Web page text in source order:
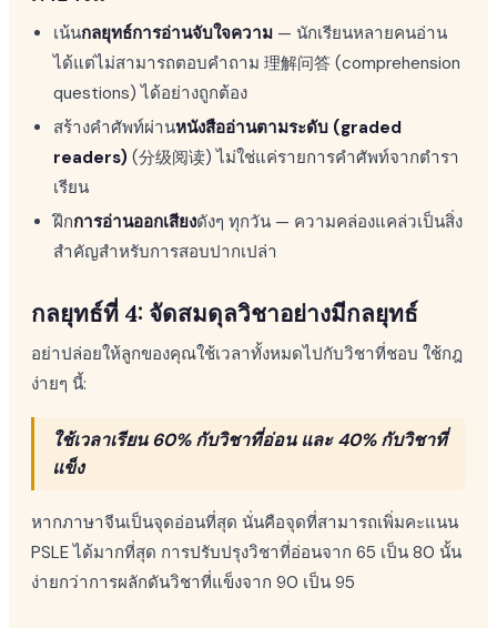
เน้นกลยุทธ์การอ่านจับใจความ — นักเรียนหลายคนอ่าน
ได้แต่ไม่สามารถตอบคำถาม 理解问答 (comprehension
questions) ได้อย่างถูกต้อง
สร้างคำศัพท์ผ่านหนังสืออ่านตามระดับ (graded
readers) (分级阅读) ไม่ใช่แค่รายการคำศัพท์จากตำรา
เรียน
ฝึกการอ่านออกเสียงดังๆ ทุกวัน — ความคล่องแคล่วเป็นสิ่ง
สำคัญสำหรับการสอบปากเปล่า
กลยุทธ์ที่ 4: จัดสมดุลวิชาอย่างมีกลยุทธ์
อย่าปล่อยให้ลูกของคุณใช้เวลาทั้งหมดไปกับวิชาที่ชอบ ใช้กฎ
ง่ายๆ นี้:
ใช้เวลาเรียน 60% กับวิชาที่อ่อน และ 40% กับวิชาที่
แข็ง
หากภาษาจีนเป็นจุดอ่อนที่สุด นั่นคือจุดที่สามารถเพิ่มคะแนน
PSLE ได้มากที่สุด การปรับปรุงวิชาที่อ่อนจาก 65 เป็น 80 นั้น
ง่ายกว่าการผลักดันวิชาที่แข็งจาก 90 เป็น 95